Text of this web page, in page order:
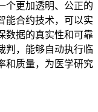
个更加透明、公正的
能合约技术，可以实
数据的真实性和可靠
判，能够自动执行临
和质量，为医学研究